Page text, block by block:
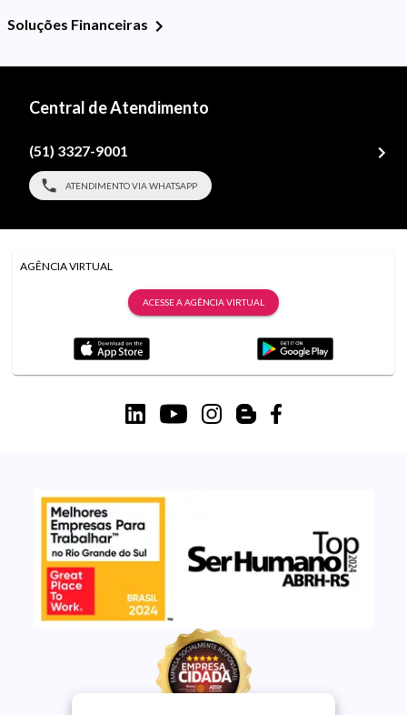
Soluções Financeiras
Central de Atendimento
(51) 3327-9001
ATENDIMENTO VIA WHATSAPP
AGÊNCIA VIRTUAL
ACESSE A AGÊNCIA VIRTUAL